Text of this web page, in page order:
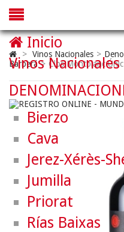
> Vinos Nacionales >
Barberá > Clos Montblanc
Inicio
Vinos Nacionales
Bierzo
Cava
Jerez-Xérès-
Jumilla
Priorat
Rías Baixas